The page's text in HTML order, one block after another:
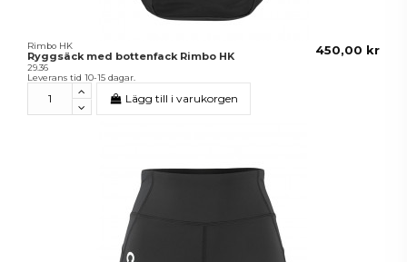
Rimbo HK
Ryggsäck med bottenfack Rimbo HK
29.36
450,00 kr
Leverans tid 10-15 dagar.
Lägg till i varukorgen